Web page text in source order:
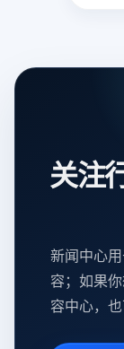
关注
新闻中心
容；如果
容中心，